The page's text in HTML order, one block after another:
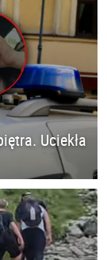
Uciekła